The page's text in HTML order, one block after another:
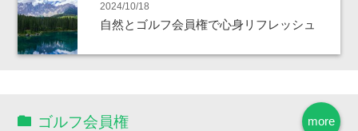
2024/10/18
自然とゴルフ会員権で心身リフレッシュ
more
ゴルフ会員権